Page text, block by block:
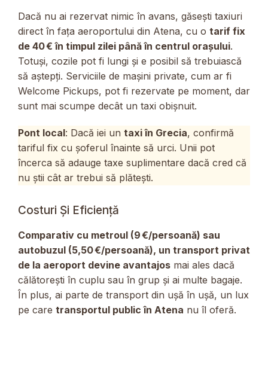
Dacă nu ai rezervat nimic în avans, găsești taxiuri
direct în fața aeroportului din Atena, cu o tarif fix
de 40 € în timpul zilei până în centrul orașului.
Totuși, cozile pot fi lungi și e posibil să trebuiască
să aștepți. Serviciile de mașini private, cum ar fi
Welcome Pickups, pot fi rezervate pe moment, dar
sunt mai scumpe decât un taxi obișnuit.
Pont local: Dacă iei un taxi în Grecia, confirmă
tariful fix cu șoferul înainte să urci. Unii pot
încerca să adauge taxe suplimentare dacă cred că
nu știi cât ar trebui să plătești.
Costuri Și Eficiență
Comparativ cu metroul (9 €/persoană) sau
autobuzul (5,50 €/persoană), un transport privat
de la aeroport devine avantajos mai ales dacă
călătorești în cuplu sau în grup și ai multe bagaje.
În plus, ai parte de transport din ușă în ușă, un lux
pe care transportul public în Atena nu îl oferă.